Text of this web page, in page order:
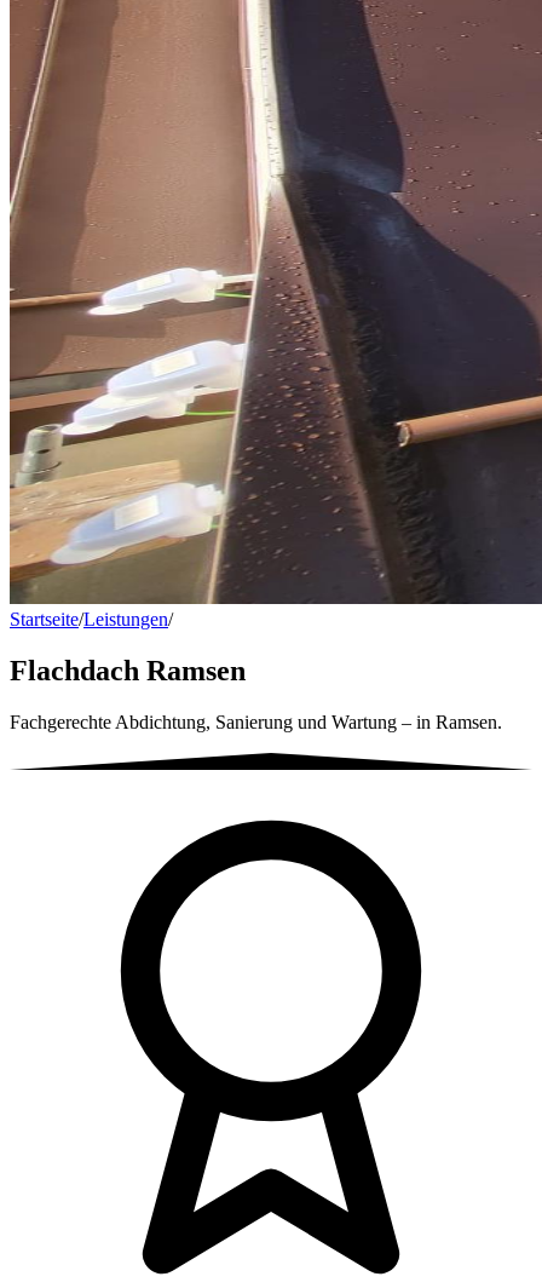
Startseite/Leistungen/Flachdach Ramsen
Flachdach Ramsen
Fachgerechte Abdichtung, Sanierung und Wartung – in Ramsen.